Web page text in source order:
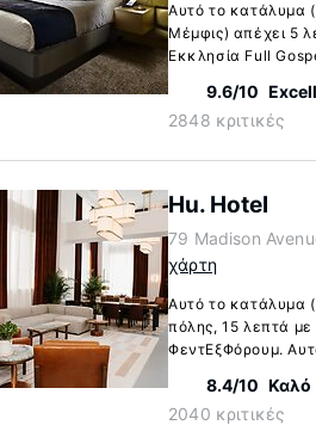
Αυτό το κατάλυμα
Μέμφις) απέχει 5
Εκκλησία Full
9.6/10
2848 κριτικές
Hu. Hotel
79 Madison
χάρτη
Αυτό το κατάλυμα
πόλης, 15 λεπτά με
ΦεντΕξΦόρουμ.
8.4/10 Καλό
2040 κριτικές